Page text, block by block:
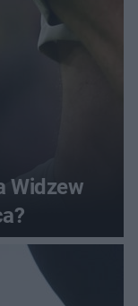
Widzew